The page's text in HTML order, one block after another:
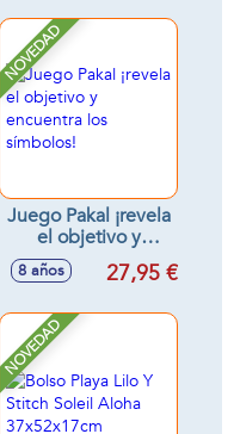
NOVEDAD
Juego Pakal ¡revela
el objetivo y
encuentra los
símbolos!
8 años 27,95 €
NOVEDAD